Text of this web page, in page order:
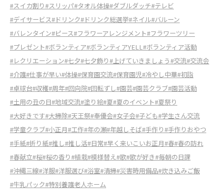
#スイカ割り#スリッパ#タオル体操#ダブルダッチ#テレビ
#デイサービス#ドリンク#ドリンク総選挙#ネイル#バルーン
#バレンタイン#ピース#フラワーアレンジメント#フラワーツリー
#プレゼント#ボランティア#ボランティアYELL#ボランティア活動
#レクリエーション#七夕#七夕飾り#上げていきましょう#交流#交流会
#介護#仕事が早い#体操#保育園交流#保育園児#冷やし中華#初詣
#卓球台#収穫#周年#回向院#回転ずし#園芸#園芸クラブ#園芸活動
#土用の丑の日#地域交流#塗り絵#夏#夏のイベント#夏祭り
#大好きです#大掃除#天王祭#奉優会#女子会#子ども#学生さん交流
#学童クラブ#小正月#工作#年の瀬#年越しそば#手作り#手作りおやつ
#手紙#折り紙#推し#推し活#日常#早く来いこいお正月#春#春の訪れ
#春献立#桜#桜の香り#植栽#模様替え#歌#歌が好き#毎朝の日課
#沖縄三線#洋服#洋服選び#浴室#清掃#災害時用備品#炊き込みご飯
#牛乳パック#特別養護老人ホーム